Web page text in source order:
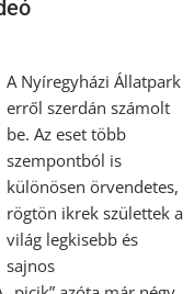
A Nyíregyházi Állatpark
erről szerdán számolt
be. Az eset több
szempontból is
különösen örvendetes,
rögtön ikrek születtek a
világ legkisebb és
sajnos